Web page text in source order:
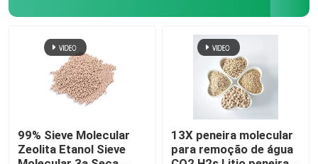
99% Sieve Molecular
Zeolita Etanol Sieve
13X peneira molecular
para remoção de água